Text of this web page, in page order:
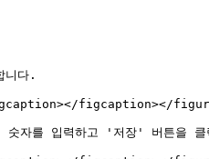
다.
figcaption></
자를 입력하고 '저장' 버튼을 클